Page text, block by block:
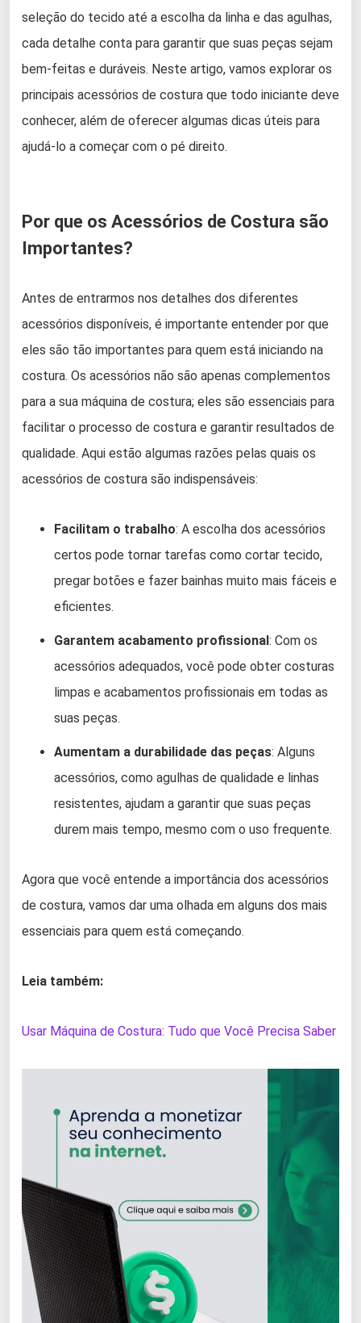
seleção do tecido até a escolha da linha e das agulhas,
cada detalhe conta para garantir que suas peças sejam
bem-feitas e duráveis. Neste artigo, vamos explorar os
principais acessórios de costura que todo iniciante deve
conhecer, além de oferecer algumas dicas úteis para
ajudá-lo a começar com o pé direito.
Por que os Acessórios de Costura são
Importantes?
Antes de entrarmos nos detalhes dos diferentes
acessórios disponíveis, é importante entender por que
eles são tão importantes para quem está iniciando na
costura. Os acessórios não são apenas complementos
para a sua máquina de costura; eles são essenciais para
facilitar o processo de costura e garantir resultados de
qualidade. Aqui estão algumas razões pelas quais os
acessórios de costura são indispensáveis:
Facilitam o trabalho: A escolha dos acessórios
certos pode tornar tarefas como cortar tecido,
pregar botões e fazer bainhas muito mais fáceis e
eficientes.
Garantem acabamento profissional: Com os
acessórios adequados, você pode obter costuras
limpas e acabamentos profissionais em todas as
suas peças.
Aumentam a durabilidade das peças: Alguns
acessórios, como agulhas de qualidade e linhas
resistentes, ajudam a garantir que suas peças
durem mais tempo, mesmo com o uso frequente.
Agora que você entende a importância dos acessórios
de costura, vamos dar uma olhada em alguns dos mais
essenciais para quem está começando.
Leia também:
Usar Máquina de Costura: Tudo que Você Precisa Saber